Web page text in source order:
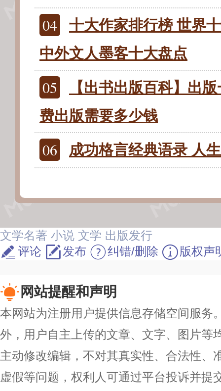
04
十大作家排行榜 世界
中外文人墨客十大盘点
05
【出书出版百科】出
费出版需要多少钱
06 成功格言经典语录 人
文学名著 小说 文学 出版发行
评论
发布 纠错/删除 版权声
网站提醒和声明
本网站为注册用户提供信息存储空间服务
外，用户自主上传的文章、文字、图片等
主动修改编辑，不对其真实性、合法性、
虚假等问题，权利人可通过平台投诉并提